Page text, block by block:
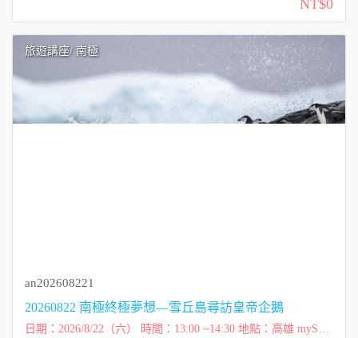
NT$0
旅遊講座/ 南極
an202608221
20260822 南極終極夢想—雪丘島尋訪皇帝企鵝
日期：2026/8/22（六） 時間：13:00 ~14:30 地點：高雄 mySpac